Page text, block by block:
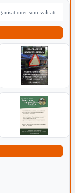
som valt att